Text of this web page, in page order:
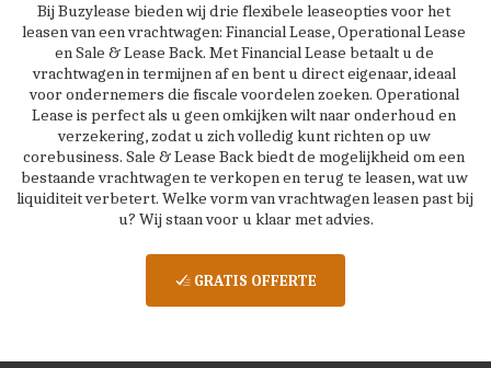
Bij Buzylease bieden wij drie flexibele leaseopties voor het
leasen van een vrachtwagen: Financial Lease, Operational Lease
en Sale & Lease Back. Met Financial Lease betaalt u de
vrachtwagen in termijnen af en bent u direct eigenaar, ideaal
voor ondernemers die fiscale voordelen zoeken. Operational
Lease is perfect als u geen omkijken wilt naar onderhoud en
verzekering, zodat u zich volledig kunt richten op uw
corebusiness. Sale & Lease Back biedt de mogelijkheid om een
bestaande vrachtwagen te verkopen en terug te leasen, wat uw
liquiditeit verbetert. Welke vorm van vrachtwagen leasen past bij
u? Wij staan voor u klaar met advies.
GRATIS OFFERTE